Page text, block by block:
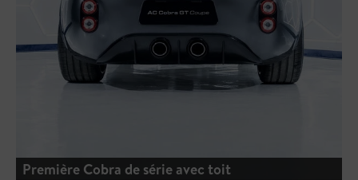
Première Cobra de série avec toit